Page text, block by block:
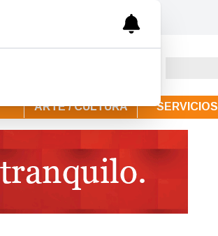
ARTE / CULTURA SERVICIOS